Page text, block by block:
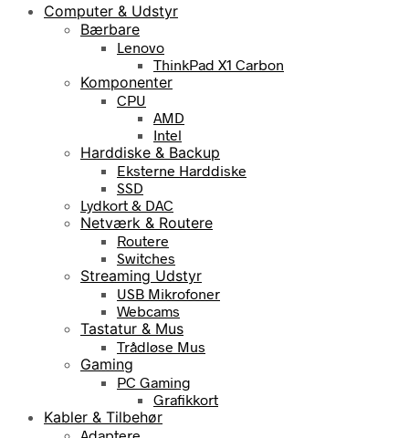
Computer & Udstyr
Bærbare
Lenovo
ThinkPad X1 Carbon
Komponenter
CPU
AMD
Intel
Harddiske & Backup
Eksterne Harddiske
SSD
Lydkort & DAC
Netværk & Routere
Routere
Switches
Streaming Udstyr
USB Mikrofoner
Webcams
Tastatur & Mus
Trådløse Mus
Gaming
PC Gaming
Grafikkort
Kabler & Tilbehør
Adaptere